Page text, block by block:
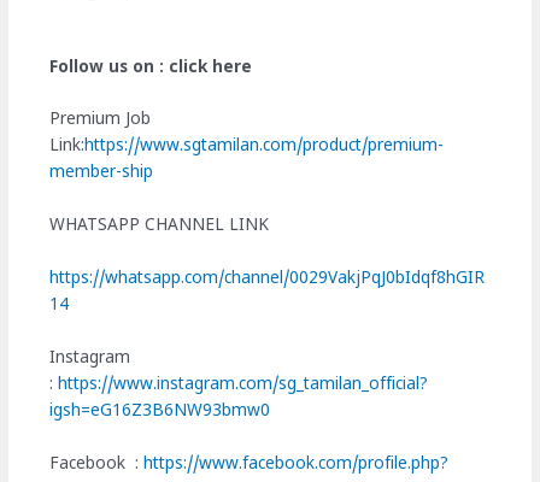
Follow us on : click here
Premium Job
Link:https://www.sgtamilan.com/product/premium-
member-ship
WHATSAPP CHANNEL LINK
https://whatsapp.com/channel/0029VakjPqJ0bIdqf8hGIR
14
Instagram
:https://www.instagram.com/sg_tamilan_official?
igsh=eG16Z3B6NW93bmw0
Facebook :https://www.facebook.com/profile.php?